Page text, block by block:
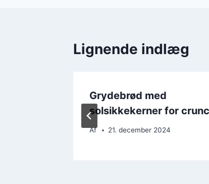
Lignende indlæg
Grydebrød med
solsikkekerner for
Af 21. december 2024